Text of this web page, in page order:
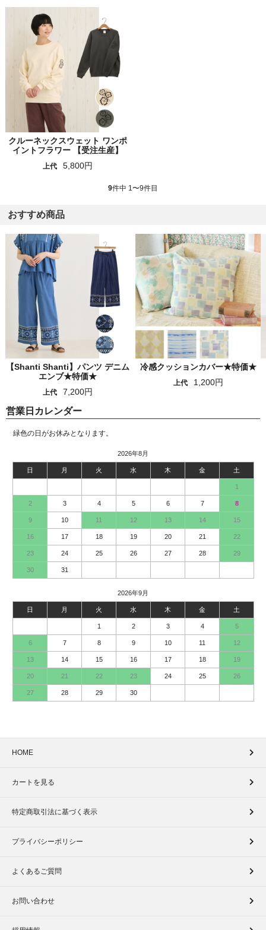
クルーネックスウェット ワンポ
イントフラワー 【受注生産】
上代 5,800円
9件中 1〜9件目
おすすめ商品
【Shanti Shanti】パンツ デニム
エンブ★特価★
上代 7,200円
冷感クッションカバー★特価★
上代 1,200円
営業日カレンダー
緑色の日がお休みとなります。
2026年8月
日 月 火 水 木 金 土
1
2 3 4 5 6 7 8
9 10 11 12 13 14 15
16 17 18 19 20 21 22
23 24 25 26 27 28 29
30 31
2026年9月
日 月 火 水 木 金 土
1 2 3 4 5
6 7 8 9 10 11 12
13 14 15 16 17 18 19
20 21 22 23 24 25 26
27 28 29 30
HOME
カートを見る
特定商取引法に基づく表示
プライバシーポリシー
よくあるご質問
お問い合わせ